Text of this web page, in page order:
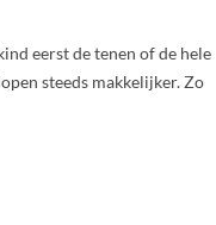
eerst de tenen of de hele
steeds makkelijker. Zo